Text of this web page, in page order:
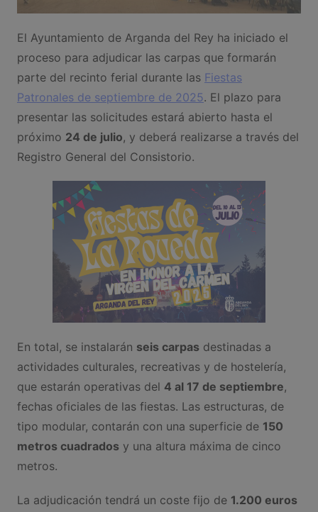
El Ayuntamiento de Arganda del Rey ha iniciado el
proceso para adjudicar las carpas que formarán
parte del recinto ferial durante las Fiestas
Patronales de septiembre de 2025. El plazo para
presentar las solicitudes estará abierto hasta el
próximo 24 de julio, y deberá realizarse a través del
Registro General del Consistorio.
En total, se instalarán seis carpasdestinadas a
actividades culturales, recreativas y de hostelería,
que estarán operativas del 4 al 17 de septiembre,
fechas oficiales de las fiestas. Las estructuras, de
tipo modular, contarán con una superficie de 150
metros cuadradosy una altura máxima de cinco
metros.
La adjudicación tendrá un coste fijo de 1.200 euros